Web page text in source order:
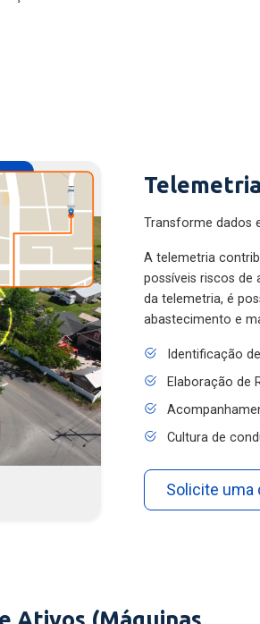
Telemetria
Transforme dados
A telemetria
possíveis riscos
da telemetria, é
abastecimento e
Identificação
Elaboração de
Cultura de
Solicite uma
Ativos (Máquinas